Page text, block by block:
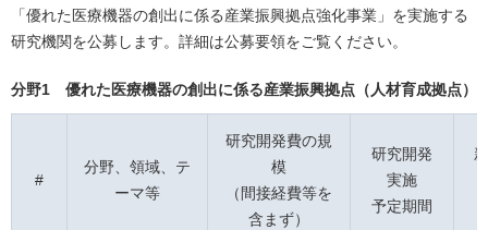
「優れた医療機器の創出に係る産業振興拠点強化事業」を実施する
研究機関を公募します。詳細は公募要領をご覧ください。
分野1 優れた医療機器の創出に係る産業振興拠点（人材育成拠点）
#
分野、領域、テ
ーマ等
研究開発費の規
模
（間接経費等を
含まず）
研究開発
実施
予定期間